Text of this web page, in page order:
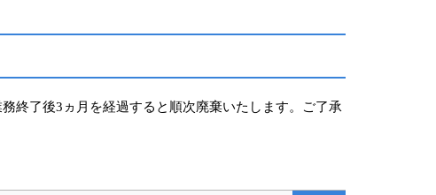
終了後3ヵ月を経過すると順次廃棄いたします。ご了承